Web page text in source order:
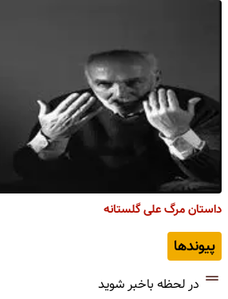
داستان مرگ علی گلستانه
پیوندها
در لحظه باخبر شوید